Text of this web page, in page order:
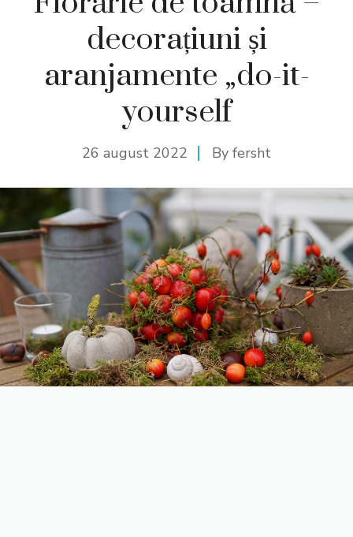
decorațiuni și
aranjamente „do-it-
yourself
26 august 2022 By fersht